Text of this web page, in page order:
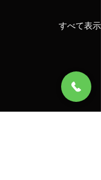
すべて表示